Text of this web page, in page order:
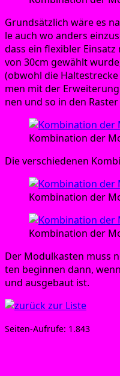
Grund­sätz­lich wäre es
le auch wo anders
dass ein fle­xi­bler
von 30cm gewählt
(obwohl die
men mit der
nen und so in den
Kom­bi­na­ti­on der
Die ver­schie­de­nen
Kom­bi­na­ti­on der
Kom­bi­na­ti­on der
Der Modul­kas­ten muss
ten begin­nen dann,
und aus­ge­baut ist.
Sei­ten-Auf­ru­fe: 1.843